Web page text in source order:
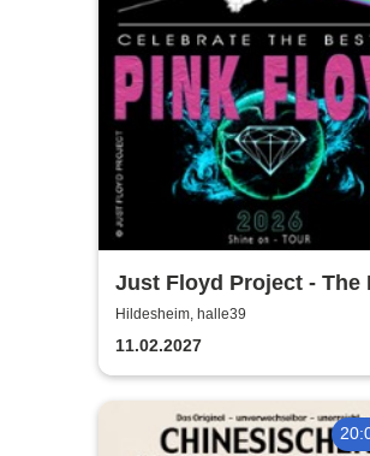
Just Floyd Project - The
Floyd Tribute Show
Hildesheim, halle39
11.02.2027